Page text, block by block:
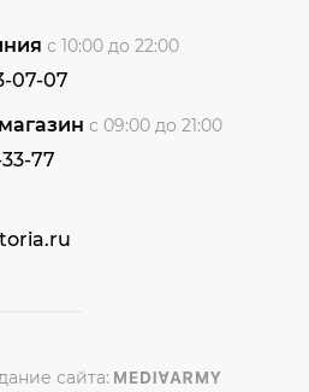
с 10:00 до 22:00
07-07
с 09:00 до 21:00
33-77
сайта: